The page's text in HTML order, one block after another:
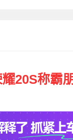
20S称霸